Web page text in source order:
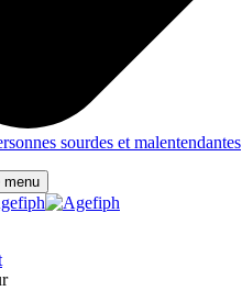
sourdes et malentendantes
menu